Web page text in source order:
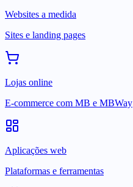
Websites a medida
Sites e landing pages
Lojas online
E-commerce com MB e MBWay
Aplicações web
Plataformas e ferramentas